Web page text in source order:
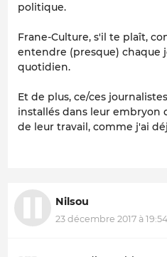
politique.
Frane-Culture, s'il te plaît,
entendre (presque) chaque
quotidien.
Et de plus, ce/ces
installés dans leur
de leur travail, comme j'ai
Nilsou
23 décembre 2017 à